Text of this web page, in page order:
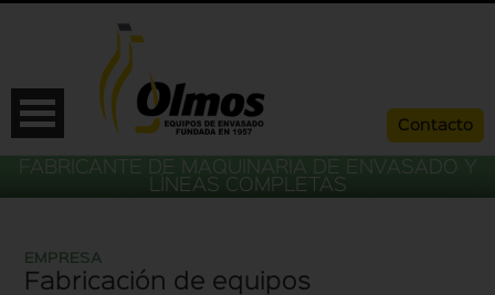
Contacto
FABRICANTE DE MAQUINARIA DE ENVASADO Y
LÍNEAS COMPLETAS
EMPRESA
Fabricación de equipos